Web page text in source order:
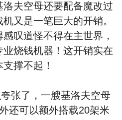
夫空母还要配备魔改过
又是一笔巨大的开销。
叹道怪不得在主世界，
烧钱机器！这开销实在
撑不起！
了，一艘基洛夫空母
还可以额外搭载20架米